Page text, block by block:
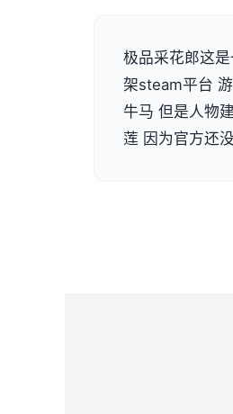
极品采花郎这
架steam平台
牛马 但是人物
莲 因为官方还